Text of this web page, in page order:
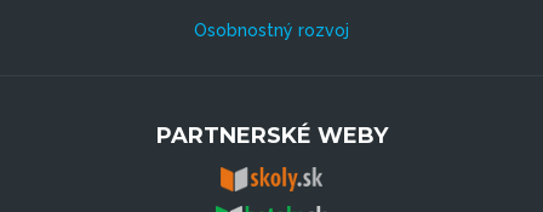
Osobnostný rozvoj
PARTNERSKÉ WEBY